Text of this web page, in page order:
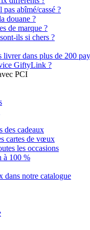
abîmé/cassé ?
douane ?
de marque ?
ils si chers ?
dans plus de 200
GiftyLink ?
PCI
des cadeaux
cartes de vœux
les occasions
à 100 %
dans notre catalogue